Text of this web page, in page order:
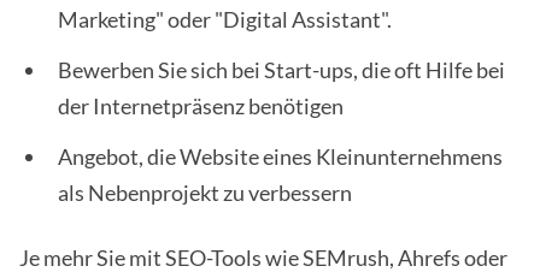
Marketing" oder "Digital Assistant".
Bewerben Sie sich bei Start-ups, die oft Hilfe bei
der Internetpräsenz benötigen
Angebot, die Website eines Kleinunternehmens
als Nebenprojekt zu verbessern
Je mehr Sie mit SEO-Tools wie SEMrush, Ahrefs oder